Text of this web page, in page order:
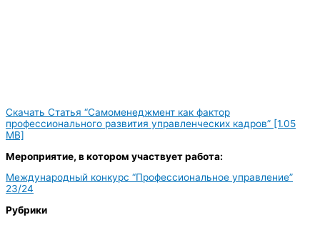
Скачать Статья “Самоменеджмент как фактор
профессионального развития управленческих кадров” [1.05
MB]
Мероприятие, в котором участвует работа:
Международный конкурс “Профессиональное управление”
23/24
Рубрики